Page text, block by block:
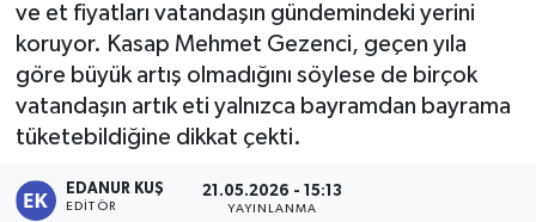
ve et fiyatları vatandaşın gündemindeki yerini
koruyor. Kasap Mehmet Gezenci, geçen yıla
göre büyük artış olmadığını söylese de birçok
vatandaşın artık eti yalnızca bayramdan bayrama
tüketebildiğine dikkat çekti.
EDANUR KUŞ
EDITÖR
21.05.2026 - 15:13
YAYINLANMA